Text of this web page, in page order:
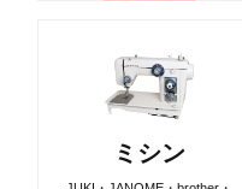
ミシン